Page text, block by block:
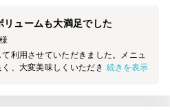
ュームも大満足でした
様
利用させていただきました。メニュ
、大変美味しくいただきました！
続きを表示